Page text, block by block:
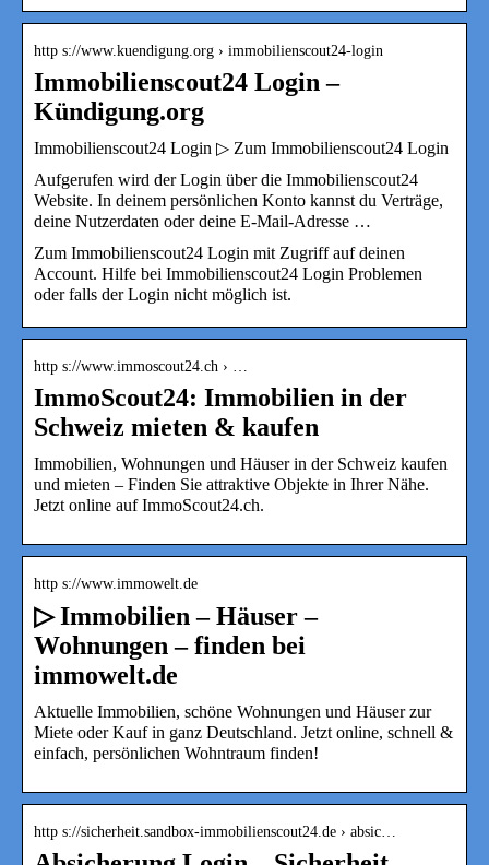
http s://www.kuendigung.org › immobilienscout24-login
Immobilienscout24 Login –
Kündigung.org
Immobilienscout24 Login ▷ Zum Immobilienscout24 Login
Aufgerufen wird der Login über die Immobilienscout24
Website. In deinem persönlichen Konto kannst du Verträge,
deine Nutzerdaten oder deine E-Mail-Adresse …
Zum Immobilienscout24 Login mit Zugriff auf deinen
Account. Hilfe bei Immobilienscout24 Login Problemen
oder falls der Login nicht möglich ist.
http s://www.immoscout24.ch › …
ImmoScout24: Immobilien in der
Schweiz mieten & kaufen
Immobilien, Wohnungen und Häuser in der Schweiz kaufen
und mieten – Finden Sie attraktive Objekte in Ihrer Nähe.
Jetzt online auf ImmoScout24.ch.
http s://www.immowelt.de
▷ Immobilien – Häuser –
Wohnungen – finden bei
immowelt.de
Aktuelle Immobilien, schöne Wohnungen und Häuser zur
Miete oder Kauf in ganz Deutschland. Jetzt online, schnell &
einfach, persönlichen Wohntraum finden!
http s://sicherheit.sandbox-immobilienscout24.de › absic…